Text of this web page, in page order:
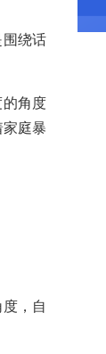
绕话
角度
庭暴
，自